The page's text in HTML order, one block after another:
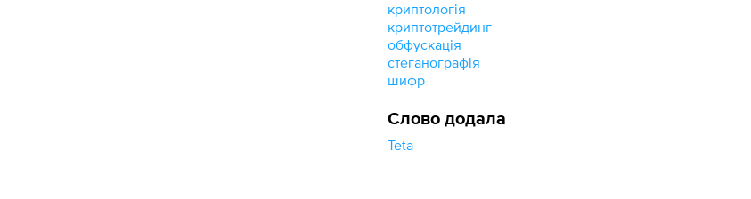
криптологія
криптотрейдинг
обфускація
стеганографія
шифр
Слово додала
Teta